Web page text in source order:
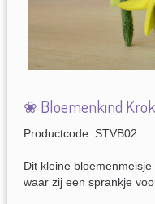
❀ Bloemenkind
Productcode: STVB02
Dit kleine
waar zij een sprankje